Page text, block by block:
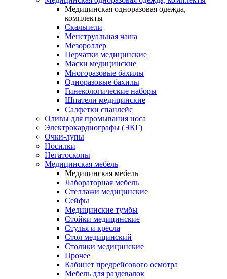
Медицинская одноразовая одежда,
комплекты
Скальпели
Менструальная чаша
Мезороллер
Перчатки медицинские
Маски медицинские
Многоразовые бахилы
Одноразовые бахилы
Гинекологические наборы
Шпатели медицинские
Салфетки спанлейс
Оливы для промывания носа
Электрокардиографы (ЭКГ)
Очки-лупы
Носилки
Негатоскопы
Медицинская мебель
Медицинская мебель
Лабораторная мебель
Стеллажи медицинские
Сейфы
Медицинские тумбы
Стойки медицинские
Cтулья и кресла
Стол медицинский
Столики медицинские
Прочее
Кабинет предрейсового осмотра
Мебель для раздевалок